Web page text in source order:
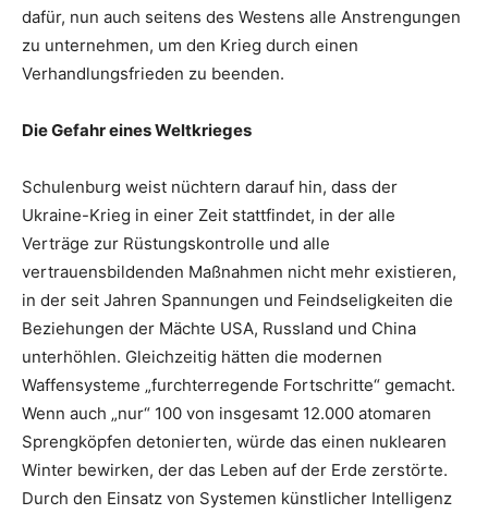
dafür, nun auch seitens des Westens alle Anstrengungen
zu unternehmen, um den Krieg durch einen
Verhandlungsfrieden zu beenden.
Die Gefahr eines Weltkrieges
Schulenburg weist nüchtern darauf hin, dass der
Ukraine-Krieg in einer Zeit stattfindet, in der alle
Verträge zur Rüstungskontrolle und alle
vertrauensbildenden Maßnahmen nicht mehr existieren,
in der seit Jahren Spannungen und Feindseligkeiten die
Beziehungen der Mächte USA, Russland und China
unterhöhlen. Gleichzeitig hätten die modernen
Waffensysteme „furchterregende Fortschritte“ gemacht.
Wenn auch „nur“ 100 von insgesamt 12.000 atomaren
Sprengköpfen detonierten, würde das einen nuklearen
Winter bewirken, der das Leben auf der Erde zerstörte.
Durch den Einsatz von Systemen künstlicher Intelligenz